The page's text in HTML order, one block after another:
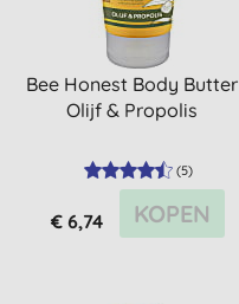
Bee Honest Body Butter
Olijf & Propolis
(5)
€ 6,74 KOPEN